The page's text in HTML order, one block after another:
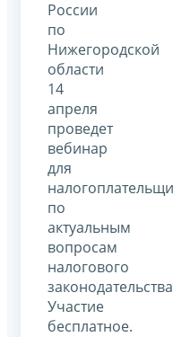
России
по
Нижегородской
области
14
апреля
проведет
вебинар
для
по
актуальным
вопросам
налогового
Участие
бесплатное.